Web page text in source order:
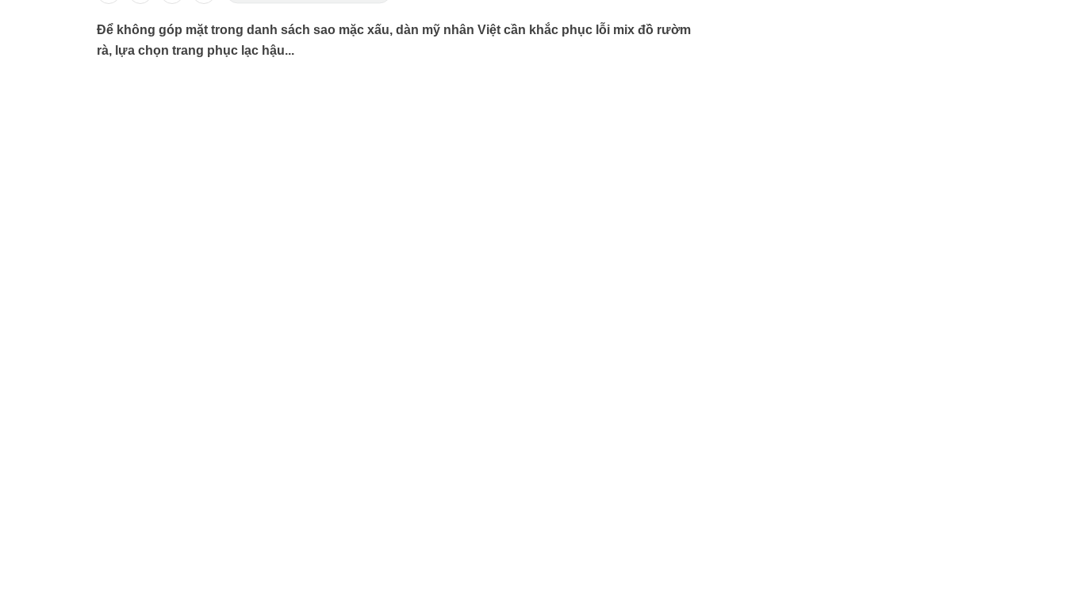
Để không góp mặt trong danh sách sao mặc xấu, dàn mỹ nhân Việt cần khắc phục lỗi mix đồ rườm
rà, lựa chọn trang phục lạc hậu...